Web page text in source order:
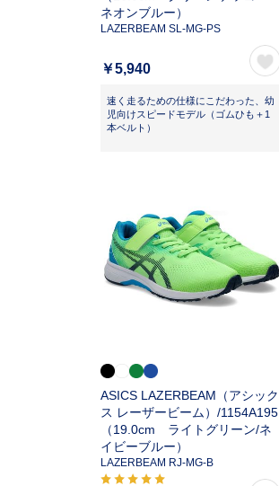
ネオンブルー）
LAZERBEAM SL-MG-PS
￥5,940
速く走るための仕様にこだわった、幼
児向けスピードモデル（ゴムひも＋1
本ベルト）
ASICS LAZERBEAM（アシック
ス レーザービーム）/1154A195
（19.0cm ライトグリーン/ネ
イビーブルー）
LAZERBEAM RJ-MG-B